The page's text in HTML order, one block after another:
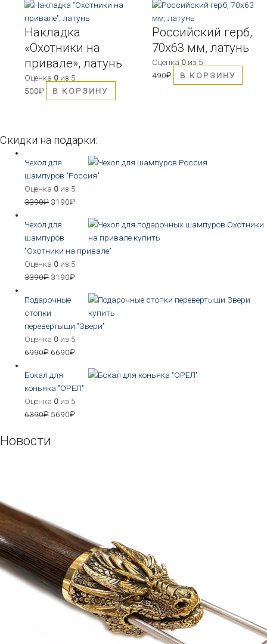
Накладка
«Охотники на
привале», латунь
Оценка 0 из 5
500₽ В КОРЗИНУ
Российский герб,
70х63 мм, латунь
Оценка 0из 5
490₽ В КОРЗИНУ
Скидки на подарки:
Чехол для
шампуров "Россия"
Оценка 0 из 5
3390₽ 3190₽
Чехол для
шампуров
"Охотники на привале"
Оценка 0 из 5
3390₽ 3190₽
Подарочные
стопки
перевертыши "Звери"
Оценка 0 из 5
6990₽ 6690₽
Бокал для
коньяка "ОРЕЛ"
Оценка 0 из 5
6390₽ 5690₽
Новости